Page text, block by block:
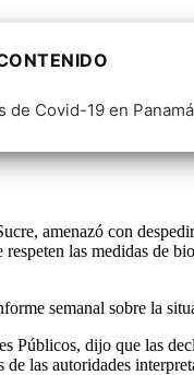
de Covid-19 en Panamá
amenazó con
las medidas de
semanal sobre la
Públicos, dijo que las
las autoridades